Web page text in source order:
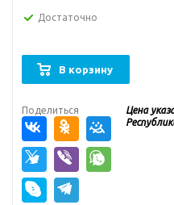
Достаточно
В корзину
Поделиться
Цена